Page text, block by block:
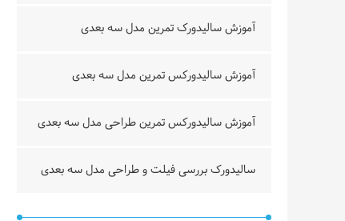
آموزش سالیدورک تمرین مدل سه بعدی
آموزش سالیدورکس تمرین مدل سه بعدی
آموزش سالیدورکس تمرین طراحی مدل سه بعدی
سالیدورک بررسی فیلت و طراحی مدل سه بعدی